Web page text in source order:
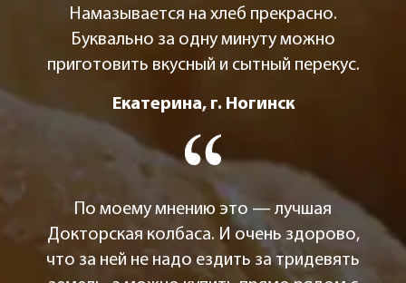
Намазывается на хлеб прекрасно.
Буквально за одну минуту можно
приготовить вкусный и сытный перекус.
Екатерина, г. Ногинск
По моему мнению это — лучшая
Докторская колбаса. И очень здорово,
что за ней не надо ездить за тридевять